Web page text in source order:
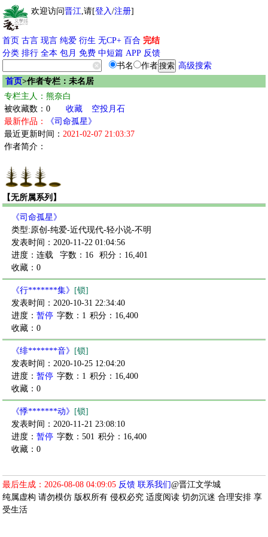
欢迎访问晋江,请[登入/注册]
首页 古言 现言 纯爱 衍生 无CP+ 百合 完结
分类 排行 全本 包月 免费 中短篇 APP 反馈
书名
作者
高级搜索
首页>作者专栏：未名居
专栏主人：熊奈白
被收藏数：0
收藏
空投月石
最新作品：
《司命孤星》
最近更新时间： 2021-02-07 21:03:37
作者简介：
【无所属系列】
《司命孤星》
类型:原创-纯爱-近代现代-轻小说-不明
发表时间：2020-11-22 01:04:56
进度：连载
字数：16
积分：16,401
收藏：0
《行*******集》
[锁]
发表时间：2020-10-31 22:34:40
进度： 暂停 字数：1 积分：16,400
收藏：0
《绯*******音》
[锁]
发表时间：2020-10-25 12:04:20
进度： 暂停 字数：1 积分：16,400
收藏：0
《悸*******动》
[锁]
发表时间：2020-11-21 23:08:10
进度： 暂停 字数：501 积分：16,400
收藏：0
最后生成：2026-08-08 04:09:05 反馈 联系我们@晋江文学城
纯属虚构 请勿模仿 版权所有 侵权必究 适度阅读 切勿沉迷 合理安排 享
受生活